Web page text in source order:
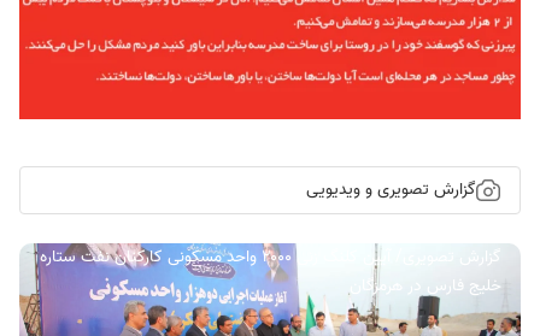
گزارش تصویری و ویدیویی
گزارش تصویری/ آیین کلنگ زنی ۲۰۰۰ واحد مسکونی کارکنان نفت ستاره
خلیج فارس در هرمزگان